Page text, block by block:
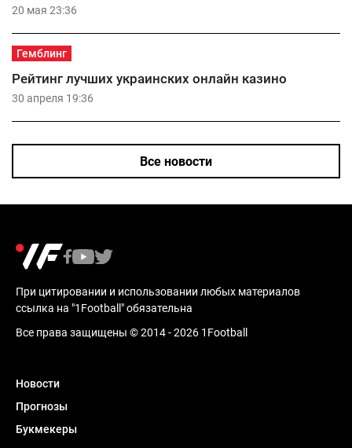
20 мая 23:36
Гемблинг
30 апреля 19:36
Рейтинг лучших украинских онлайн казино
Все новости
При цитировании и использовании любых материалов
ссылка на "1Football" обязательна
Все права защищены © 2014 - 2026 1Football
Новости
Прогнозы
Букмекеры